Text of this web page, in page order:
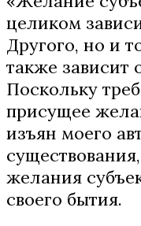
целиком
Другого, но и
также зависит
Поскольку
присущее
изъян моего
желания
своего бытия.